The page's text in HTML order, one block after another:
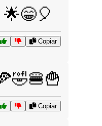
🌟😁🎈
Copiar
Copiar